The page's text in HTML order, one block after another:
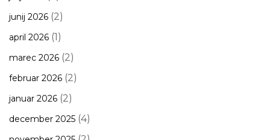
junij 2026 (2)
april 2026 (1)
marec 2026 (2)
februar 2026 (2)
januar 2026 (2)
december 2025 (4)